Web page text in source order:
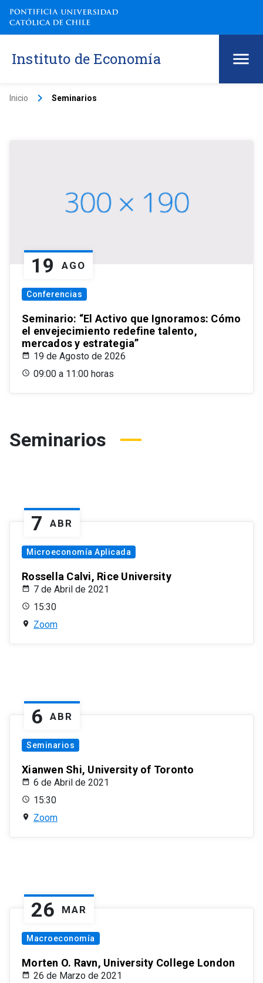
Instituto de Economía
Inicio keyboard_arrow_right Seminarios
19 AGO
Conferencias
Seminario: “El Activo que Ignoramos: Cómo
el envejecimiento redefine talento,
mercados y estrategia”
19 de Agosto de 2026
09:00 a 11:00 horas
Seminarios
7 ABR
Microeconomía Aplicada
Rossella Calvi, Rice University
7 de Abril de 2021
15:30
Zoom
6 ABR
Seminarios
Xianwen Shi, University of Toronto
6 de Abril de 2021
15:30
Zoom
26 MAR
Macroeconomía
Morten O. Ravn, University College London
26 de Marzo de 2021